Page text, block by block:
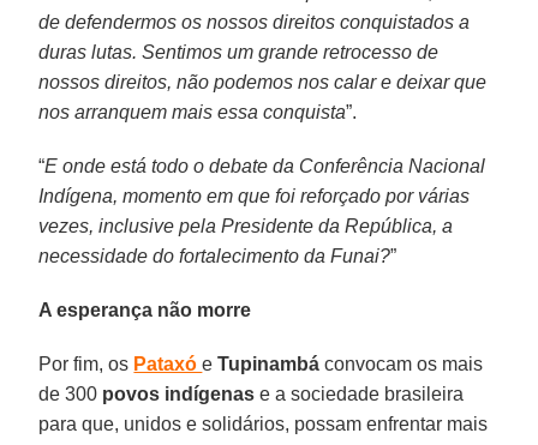
de defendermos os nossos direitos conquistados a
duras lutas. Sentimos um grande retrocesso de
nossos direitos, não podemos nos calar e deixar que
nos arranquem mais essa conquista”.
“E onde está todo o debate da Conferência Nacional
Indígena, momento em que foi reforçado por várias
vezes, inclusive pela Presidente da República, a
necessidade do fortalecimento da Funai?”
A esperança não morre
Por fim, os Pataxóe Tupinambá convocam os mais
de 300 povos indígenas e a sociedade brasileira
para que, unidos e solidários, possam enfrentar mais